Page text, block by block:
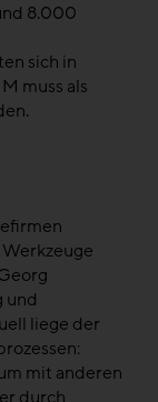
8.000
sich in
muss als
und
liege der
mit anderen